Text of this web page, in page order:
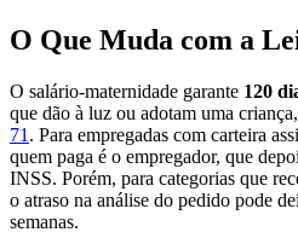
O Que Muda com a
O salário-maternidade garante 120
que dão à luz ou adotam uma
71 . Para empregadas com carteira
quem paga é o empregador, que
INSS. Porém, para categorias que
o atraso na análise do pedido pode
semanas.